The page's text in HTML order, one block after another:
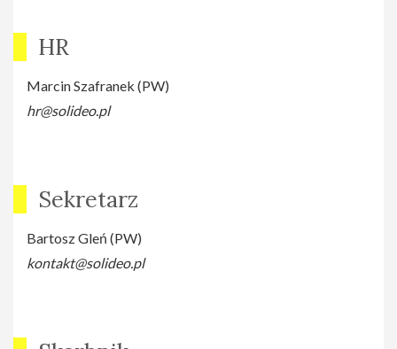
HR
Marcin Szafranek (PW)
hr@solideo.pl
Sekretarz
Bartosz Gleń (PW)
kontakt@solideo.pl